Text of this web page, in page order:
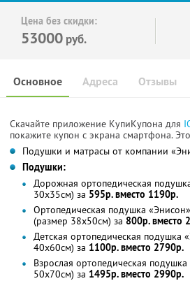
Цена без скидки:
53000 руб.
Основное Отзывы
Адреса
Скачайте приложение КупиКупона для
покажите купон с экрана смартфона.
Подушки и матрасы от компании
Подушки:
Дорожная ортопедическая
30х35см) за 595р. вместо 1190р.
Ортопедическая подушка
(размер 38х50см) за 800р. вместо
Детская ортопедическая подушка
40х60см) за 1100р. вместо 2790р.
Взрослая ортопедическая
50х70см) за 1495р. вместо 2990р.